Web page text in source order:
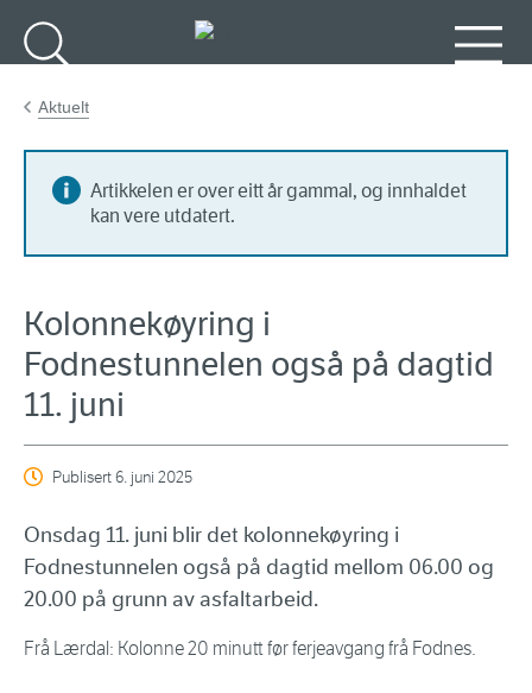
Aktuelt
Artikkelen er over eitt år gammal, og innhaldet
kan vere utdatert.
Kolonnekøyring i
Fodnestunnelen også på dagtid
11. juni
Publisert6. juni 2025
Onsdag 11. juni blir det kolonnekøyring i
Fodnestunnelen også på dagtid mellom 06.00 og
20.00 på grunn av asfaltarbeid.
Frå Lærdal: Kolonne 20 minutt før ferjeavgang frå Fodnes.